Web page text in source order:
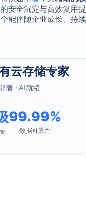
安全沉淀与高效复用提
能伴随企业成长、持续
云存储专家
署 · AI就绪
99.99%
数据可靠性